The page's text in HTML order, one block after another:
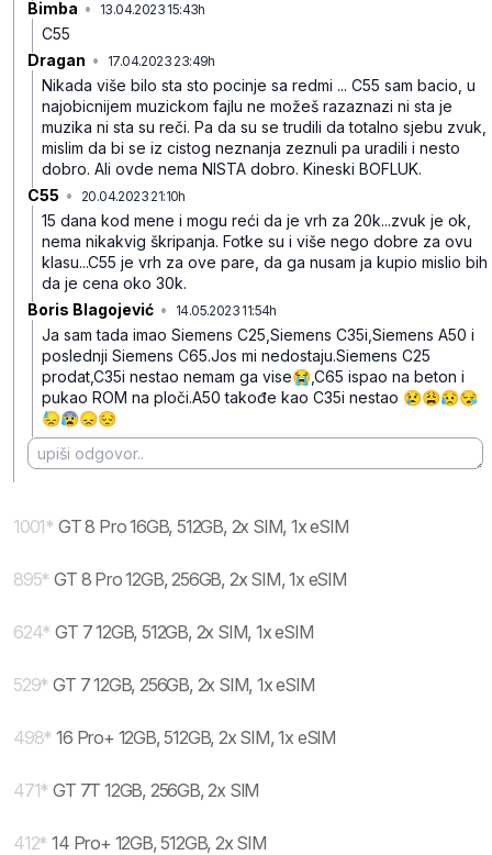
Bimba • 13.04.2023 15:43h
C55
Dragan • 17.04.2023 23:49h
Nikada više bilo sta sto pocinje sa redmi ... C55 sam bacio, u
najobicnijem muzickom fajlu ne možeš razaznazi ni sta je
muzika ni sta su reči. Pa da su se trudili da totalno sjebu zvuk,
mislim da bi se iz cistog neznanja zeznuli pa uradili i nesto
dobro. Ali ovde nema NISTA dobro. Kineski BOFLUK.
C55 • 20.04.2023 21:10h
15 dana kod mene i mogu reći da je vrh za 20k...zvuk je ok,
nema nikakvig škripanja. Fotke su i više nego dobre za ovu
klasu...C55 je vrh za ove pare, da ga nusam ja kupio mislio bih
da je cena oko 30k.
Boris Blagojević • 14.05.2023 11:54h
Ja sam tada imao Siemens C25,Siemens C35i,Siemens A50 i
poslednji Siemens C65.Jos mi nedostaju.Siemens C25
prodat,C35i nestao nemam ga vise😭,C65 ispao na beton i
pukao ROM na ploči.A50 takođe kao C35i nestao 😢😩😥😪
😓😰😞😔
1001* GT 8 Pro 16GB, 512GB, 2x SIM, 1x eSIM
895* GT 8 Pro 12GB, 256GB, 2x SIM, 1x eSIM
624* GT 7 12GB, 512GB, 2x SIM, 1x eSIM
529* GT 7 12GB, 256GB, 2x SIM, 1x eSIM
498* 16 Pro+ 12GB, 512GB, 2x SIM, 1x eSIM
471* GT 7T 12GB, 256GB, 2x SIM
412* 14 Pro+ 12GB, 512GB, 2x SIM